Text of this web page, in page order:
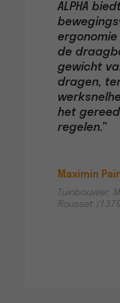
ALPHA
ergonomie
de
gewicht
dragen,
het
regelen.”
Maximin
Tuinbouwer,
Rousset